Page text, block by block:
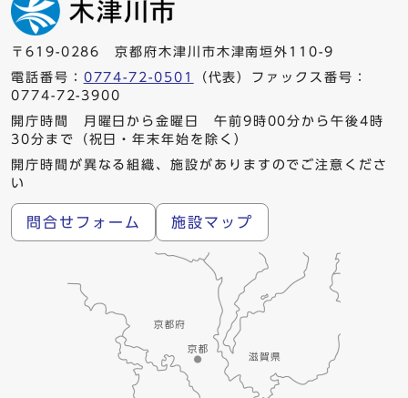
〒619-0286 京都府木津川市木津南垣外110-9
電話番号： 0774-72-0501
（代表）ファックス番号：
0774-72-3900
開庁時間 月曜日から金曜日 午前9時00分から午後4時
30分まで（祝日・年末年始を除く）
開庁時間が異なる組織、施設がありますのでご注意くださ
い
問合せフォーム 施設マップ